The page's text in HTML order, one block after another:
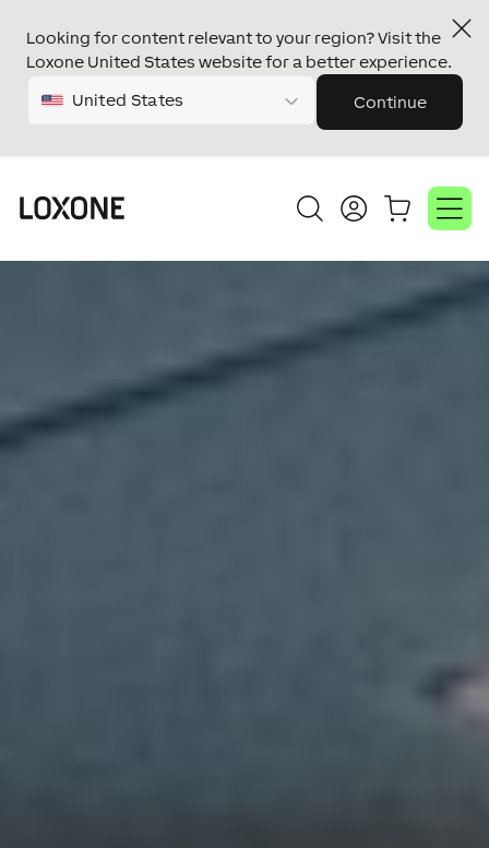
Looking for content relevant to your region? Visit the
Loxone United States website for a better experience.
United States Continue